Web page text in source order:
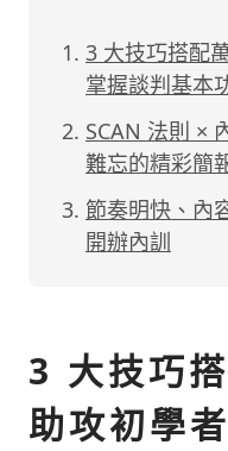
3 大技巧搭配
掌握談判基本
SCAN 法則 ×
難忘的精彩簡
節奏明快、內
開辦內訓
3 大技巧
助攻初學